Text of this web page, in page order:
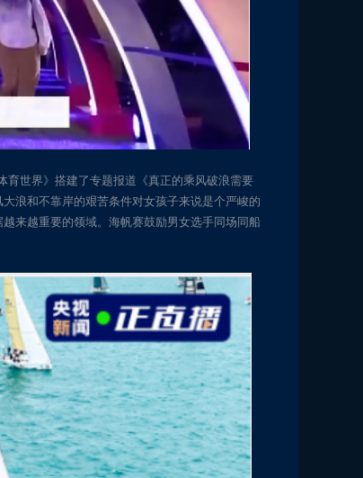
育世界》搭建了专题报道《真正的乘风破浪需要
浪和不靠岸的艰苦条件对女孩子来说是个严峻的
来越重要的领域。海帆赛鼓励男女选手同场同船